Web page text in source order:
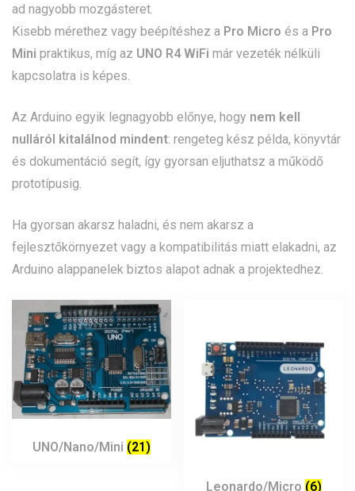
ad nagyobb mozgásteret.
Kisebb mérethez vagy beépítéshez a Pro Micro és a Pro
Mini praktikus, míg az UNO R4 WiFi már vezeték nélküli
kapcsolatra is képes.
Az Arduino egyik legnagyobb előnye, hogy nem kell
nulláról kitalálnod mindent: rengeteg kész példa, könyvtár
és dokumentáció segít, így gyorsan eljuthatsz a működő
prototípusig.
Ha gyorsan akarsz haladni, és nem akarsz a
fejlesztőkörnyezet vagy a kompatibilitás miatt elakadni, az
Arduino alappanelek biztos alapot adnak a projektedhez.
UNO/Nano/Mini (21)
Leonardo/Micro (6)